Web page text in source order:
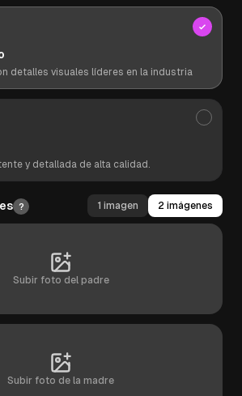
detalles visuales líderes en la industria
y detallada de alta calidad.
? 1 imagen 2 imágenes
Subir foto del padre
Subir foto de la madre